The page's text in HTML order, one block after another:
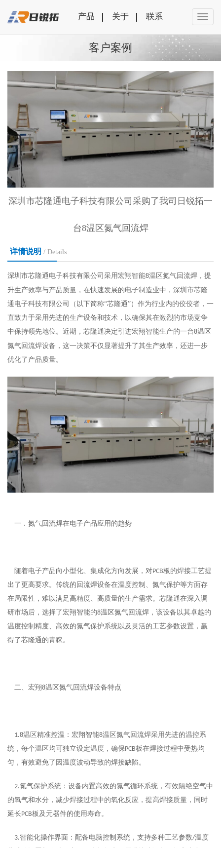
产品 关于 联系
客户案例
深圳市芯隆通电子科技有限公司采购了我司日锐拓一
台8温区氮气回流焊
详情说明 / Details
深圳市芯隆通电子科技有限公司采用宏翔智能8温区氮气回流焊 ，提
升生产效率与产品质量 ，在快速发展的电子制造业中，深圳市芯隆
通电子科技有限公司（以下简称“芯隆通”）作为行业内的佼佼者，一
直致力于采用先进的生产设备和技术，以确保其在激烈的市场竞争
中保持领先地位。近期，芯隆通决定引进宏翔智能生产的一台8温区
氮气回流焊设备，这一决策不仅显著提升了其生产效率，还进一步
优化了产品质量。
一． 氮气回流焊在电子产品应用的趋势
随着电子产品向小型化、集成化方向发展，对PCB板的焊接工艺提
出了更高要求。传统的回流焊设备在温度控制、氮气保护等方面存
在局限性，难以满足高精度、高质量的生产需求。芯隆通在深入调
研市场后，选择了宏翔智能的8温区氮气回流焊，该设备以其卓越的
温度控制精度、高效的氮气保护系统以及灵活的工艺参数设置，赢
得了芯隆通的青睐。
二、 宏翔8温区氮气回流焊设备特点
1.8温区精准控温：宏翔智能8温区氮气回流焊采用先进的温控系
统，每个温区均可独立设定温度，确保 PCB板在焊接过程中受热均
匀，有效避免了因温度波动导致的焊接缺陷。
2.氮气保护系统：设备内置高效的氮气循环系统，有效隔绝空气中
的氧气和水分，减少焊接过程中的氧化反应，提高焊接质量，同时
延长 PCB板及元器件的使用寿命。
3.智能化操作界面：配备电脑控制系统 ，支持多种工艺参数/温度